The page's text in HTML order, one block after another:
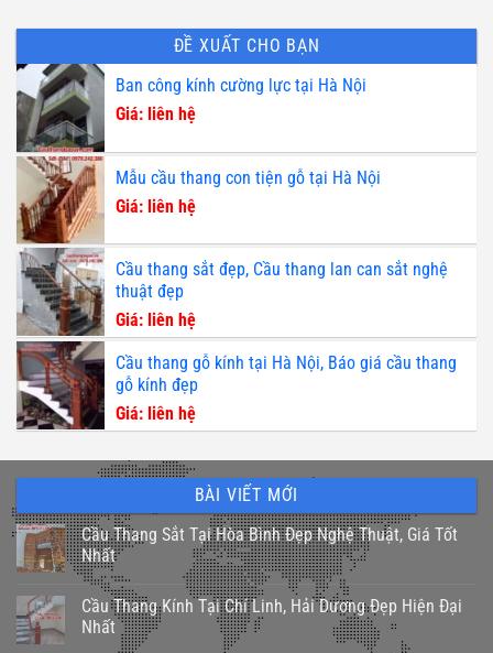
ĐỀ XUẤT CHO BẠN
Ban công kính cường lực tại Hà Nội
Giá: liên hệ
Mẫu cầu thang con tiện gỗ tại Hà Nội
Giá: liên hệ
Cầu thang sắt đẹp, Cầu thang lan can sắt nghệ
thuật đẹp
Giá: liên hệ
Cầu thang gỗ kính tại Hà Nội, Báo giá cầu thang
gỗ kính đẹp
Giá: liên hệ
BÀI VIẾT MỚI
Cầu Thang Sắt Tại Hòa Bình Đẹp Nghệ Thuật, Giá Tốt
Nhất
Cầu Thang Kính Tại Chí Linh, Hải Dương Đẹp Hiện Đại
Nhất